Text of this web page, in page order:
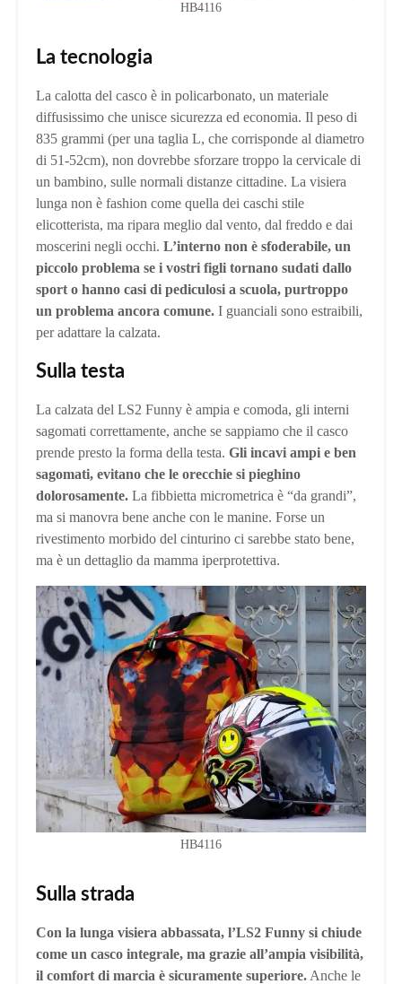
HB4116
La tecnologia
La calotta del casco è in policarbonato, un materiale
diffusissimo che unisce sicurezza ed economia. Il peso di
835 grammi (per una taglia L, che corrisponde al diametro
di 51-52cm), non dovrebbe sforzare troppo la cervicale di
un bambino, sulle normali distanze cittadine. La visiera
lunga non è fashion come quella dei caschi stile
elicotterista, ma ripara meglio dal vento, dal freddo e dai
moscerini negli occhi. L’interno non è sfoderabile, un
piccolo problema se i vostri figli tornano sudati dallo
sport o hanno casi di pediculosi a scuola, purtroppo
un problema ancora comune. I guanciali sono estraibili,
per adattare la calzata.
Sulla testa
La calzata del LS2 Funny è ampia e comoda, gli interni
sagomati correttamente, anche se sappiamo che il casco
prende presto la forma della testa. Gli incavi ampi e ben
sagomati, evitano che le orecchie si pieghino
dolorosamente. La fibbietta micrometrica è “da grandi”,
ma si manovra bene anche con le manine. Forse un
rivestimento morbido del cinturino ci sarebbe stato bene,
ma è un dettaglio da mamma iperprotettiva.
HB4116
Sulla strada
Con la lunga visiera abbassata, l’LS2 Funny si chiude
come un casco integrale, ma grazie all’ampia visibilità,
il comfort di marcia è sicuramente superiore. Anche le